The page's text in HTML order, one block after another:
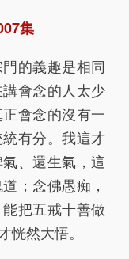
70
75
80
90
95
集
的義趣是相同
會念的人太少
會念的沒有一
有分。我這才
、還生氣，這
；念佛愚痴，
把五戒十善做
然大悟。